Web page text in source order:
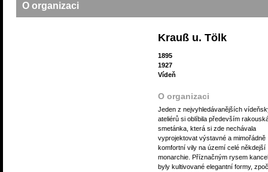
O organizaci
Krauß u. Tölk
1895
1927
Vídeň
O organizaci
Jeden z nejvyhledávanějších
ateliérů si oblíbila především
smetánka, která si zde nechávala
vyprojektovat výstavné a mimořádně
komfortní vily na území celé někdejší
monarchie. Příznačným rysem
byly kultivované elegantní formy,